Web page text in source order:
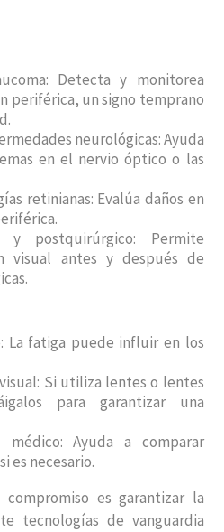
Detecta y monitorea
periférica, un signo temprano
neurológicas: Ayuda
en el nervio óptico o las
retinianas: Evalúa daños en
y postquirúrgico: Permite
visual antes y después de
La fatiga puede influir en los
Si utiliza lentes o lentes
para garantizar una
Ayuda a comparar
es necesario.
es garantizar la
tecnologías de vanguardia